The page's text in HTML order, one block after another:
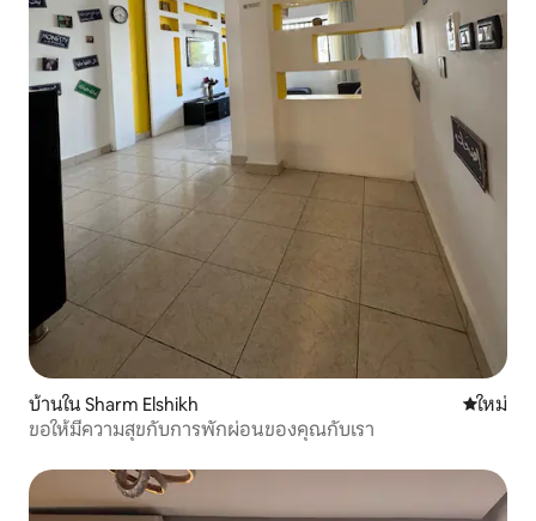
บ้านใน Sharm Elshikh ที่พักใหม่
ใหม่
ขอให้มีความสุขกับการพักผ่อนของคุณกับเรา